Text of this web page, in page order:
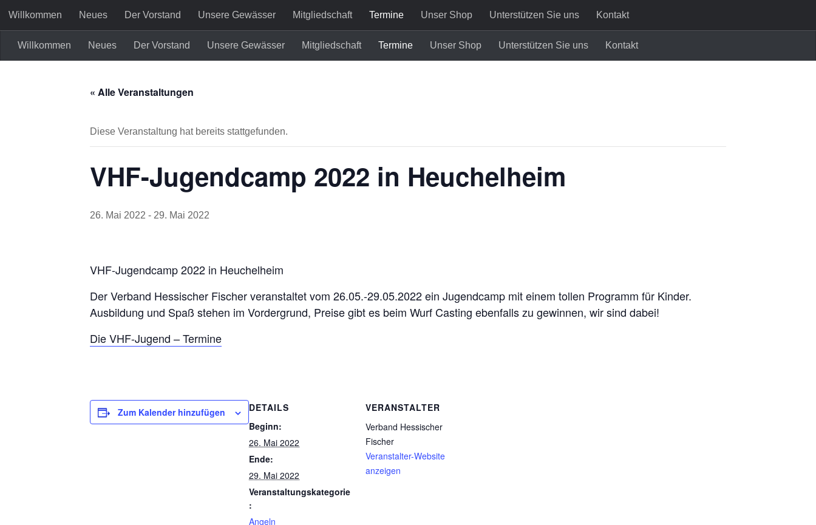
Zum Inhalt springen
Willkommen Neues Der Vorstand Unsere Gewässer Mitgliedschaft Termine Unser Shop Unterstützen Sie uns Kontakt
Willkommen Neues Der Vorstand Unsere Gewässer Mitgliedschaft Termine Unser Shop Unterstützen Sie uns Kontakt
« Alle Veranstaltungen
Diese Veranstaltung hat bereits stattgefunden.
VHF-Jugendcamp 2022 in Heuchelheim
26. Mai 2022 - 29. Mai 2022
VHF-Jugendcamp 2022 in Heuchelheim
Der Verband Hessischer Fischer veranstaltet vom 26.05.-29.05.2022 ein Jugendcamp mit einem tollen Programm für Kinder.
Ausbildung und Spaß stehen im Vordergrund, Preise gibt es beim Wurf Casting ebenfalls zu gewinnen, wir sind dabei!
Die VHF-Jugend – Termine
Zum Kalender hinzufügen
DETAILS
Beginn:
26. Mai 2022
Ende:
29. Mai 2022
Veranstaltungskategorie
:
Angeln
VERANSTALTER
Verband Hessischer
Fischer
Veranstalter-Website
anzeigen